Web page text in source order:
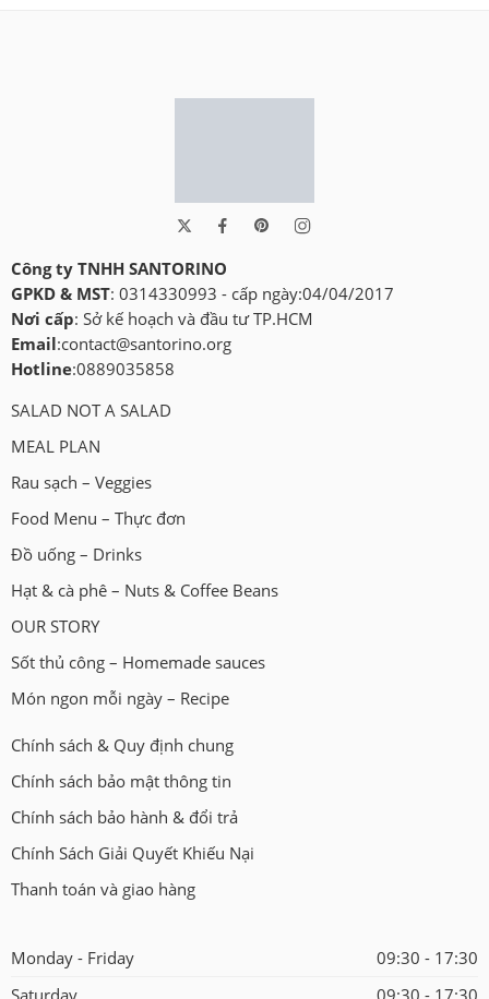
Công ty TNHH SANTORINO
GPKD & MST: 0314330993 - cấp ngày:04/04/2017
Nơi cấp: Sở kế hoạch và đầu tư TP.HCM
Email:contact@santorino.org
Hotline:0889035858
SALAD NOT A SALAD
MEAL PLAN
Rau sạch – Veggies
Food Menu – Thực đơn
Đồ uống – Drinks
Hạt & cà phê – Nuts & Coffee Beans
OUR STORY
Sốt thủ công – Homemade sauces
Món ngon mỗi ngày – Recipe
Chính sách & Quy định chung
Chính sách bảo mật thông tin
Chính sách bảo hành & đổi trả
Chính Sách Giải Quyết Khiếu Nại
Thanh toán và giao hàng
Monday - Friday
09:30 - 17:30
Saturday
09:30 - 17:30